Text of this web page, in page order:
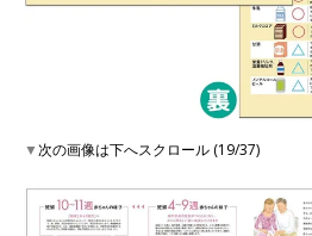
▼次の画像は下へスクロール (19/37)